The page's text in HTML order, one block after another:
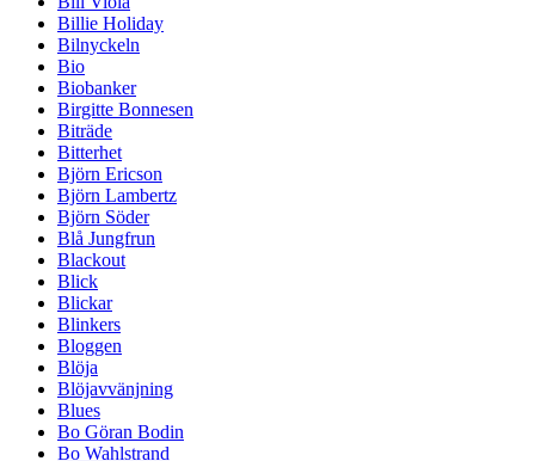
Billie Holiday
Bilnyckeln
Bio
Biobanker
Birgitte Bonnesen
Biträde
Bitterhet
Björn Ericson
Björn Lambertz
Björn Söder
Blå Jungfrun
Blackout
Blick
Blickar
Blinkers
Bloggen
Blöja
Blöjavvänjning
Blues
Bo Göran Bodin
Bo Wahlstrand